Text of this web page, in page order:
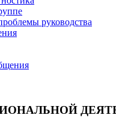
руководства